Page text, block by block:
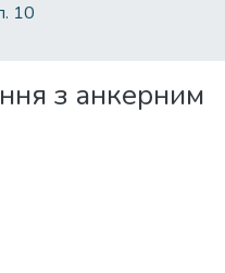
10
з анкерним